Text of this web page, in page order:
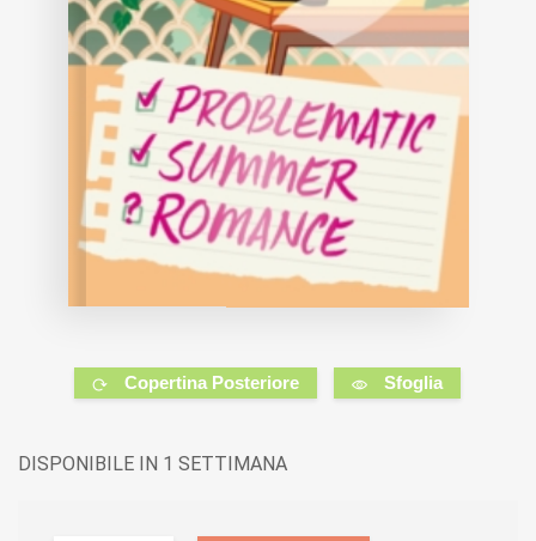
Copertina Posteriore Sfoglia
DISPONIBILE IN 1 SETTIMANA